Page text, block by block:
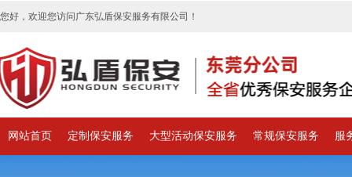
您好，欢迎您访问广东弘盾保安服务有限公司！
网站首页 定制保安服务 大型活动保安服务 常规保安服务 服